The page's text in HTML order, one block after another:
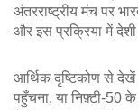
अंतरराष्ट्रीय मंच पर
और इस प्रक्रिया में देशी
आर्थिक दृष्टिकोण से देखें
पहुँचना, या